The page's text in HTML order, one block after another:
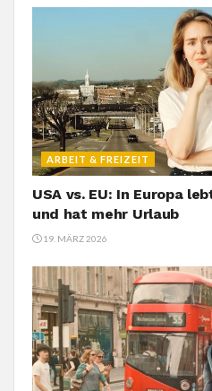
ARBEIT & FREIZEIT
USA vs. EU: In Europa
und hat mehr Urlaub
19. MÄRZ 2026